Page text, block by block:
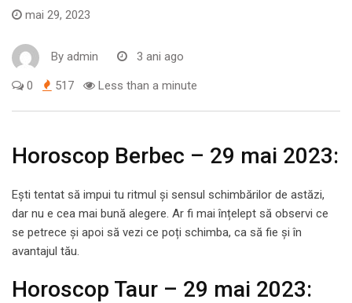
mai 29, 2023
By admin 3 ani ago
0 517 Less than a minute
Horoscop Berbec – 29 mai 2023:
Ești tentat să impui tu ritmul și sensul schimbărilor de astăzi,
dar nu e cea mai bună alegere. Ar fi mai înțelept să observi ce
se petrece și apoi să vezi ce poți schimba, ca să fie și în
avantajul tău.
Horoscop Taur – 29 mai 2023: